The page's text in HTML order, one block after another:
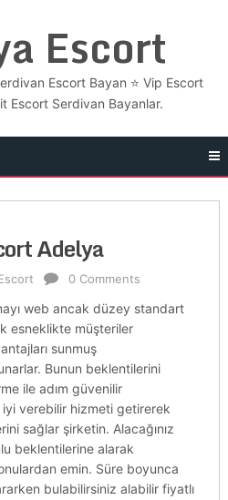
Escort
Escort Bayan ⭐ Vip Escort
Escort Serdivan Bayanlar.
Adelya
0 Comments
web ancak düzey standart
esneklikte müşteriler
sunmuş
Bunun beklentilerini
ile adım güvenilir
iyi verebilir hizmeti getirerek
sağlar şirketin. Alacağınız
beklentilerine alarak
emin. Süre boyunca
bulabilirsiniz alabilir fiyatlı